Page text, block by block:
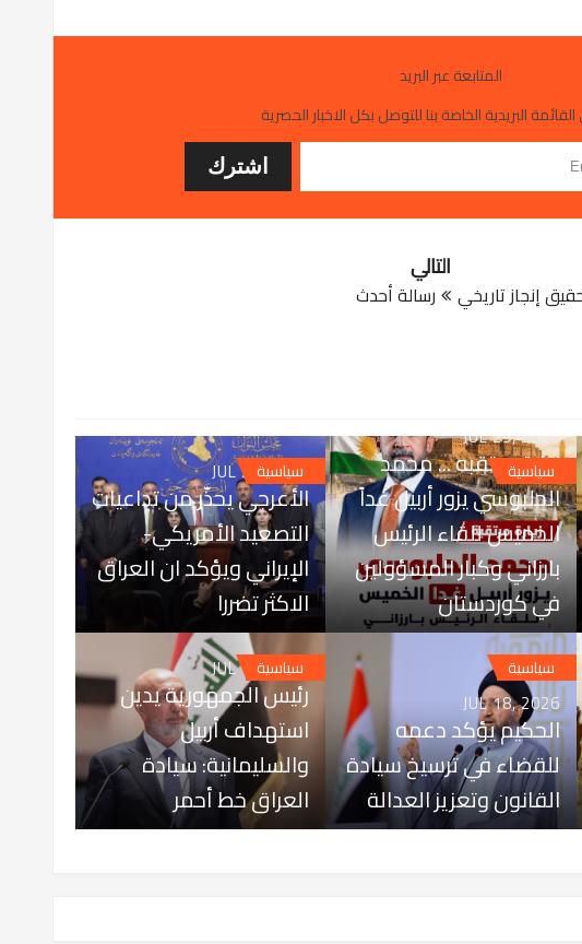
المتابعة عبر البريد
البريدية الخاصة بنا للتوصل بكل الاخبار الحصرية
التالي
رسالة أحدث
إنجاز تاريخي
سياسية
JUL 29, 2026
زيارة مرتقبه ... محمد
الحلبوسي يزور أربيل غداً
الخميس للقاء الرئيس
بارزاني وكبار المسؤولين
في كوردستان
سياسية
JUL 25, 2026
الأعرجي يحذّر من تداعيات
التصعيد الأمريكي-
الإيراني ويؤكد ان العراق
الاكثر تضررا
سياسية
JUL 18, 2026
الحكيم يؤكد دعمه
للقضاء في ترسيخ سيادة
القانون وتعزيز العدالة
سياسية
JUL 18, 2026
رئيس الجمهورية يدين
استهداف أربيل
والسليمانية: سيادة
العراق خط أحمر